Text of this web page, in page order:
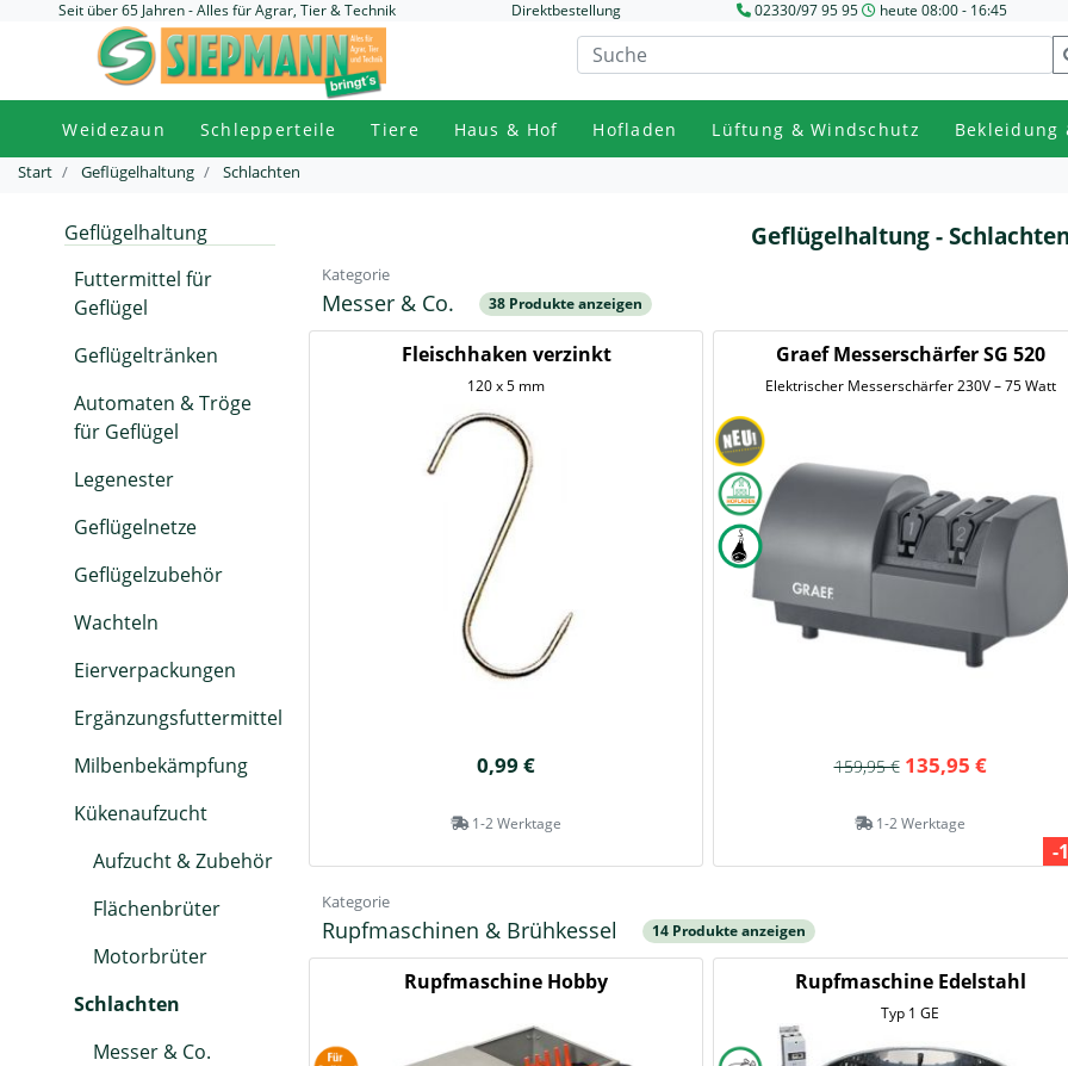
Seit über 65 Jahren - Alles für Agrar, Tier & Technik Direktbestellung 02330/97 95 95 heute 08:00 - 16:45
Weidezaun Schlepperteile Tiere Haus & Hof Hofladen Lüftung & Windschutz Bekleidung
Start Geflügelhaltung Schlachten
Geflügelhaltung
Futtermittel für
Geflügel
Geflügeltränken
Automaten & Tröge
für Geflügel
Legenester
Geflügelnetze
Geflügelzubehör
Wachteln
Eierverpackungen
Ergänzungsfuttermittel
Milbenbekämpfung
Kükenaufzucht
Aufzucht & Zubehör
Flächenbrüter
Motorbrüter
Schlachten
Messer & Co.
Geflügelhaltung -
Kategorie
Messer & Co. 38 Produkte anzeigen
Fleischhaken verzinkt
120 x 5 mm
0,99 €
1-2 Werktage
Graef Messerschärfer SG 520
Elektrischer Messerschärfer 230V – 75 Watt
159,95 € 135,95 €
1-2 Werktage
-
Kategorie
Rupfmaschinen & Brühkessel 14 Produkte anzeigen
Rupfmaschine Hobby Rupfmaschine Edelstahl
Typ 1 GE